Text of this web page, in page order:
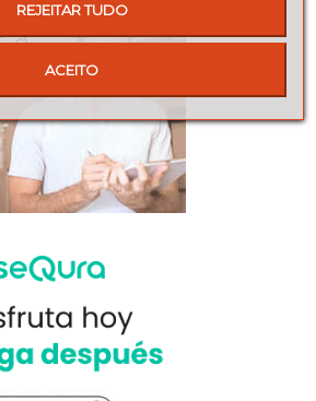
REJEITAR TUDO
ACEITO